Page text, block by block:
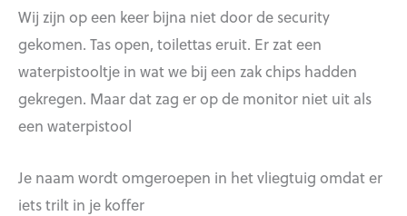
Wij zijn op een keer bijna niet door de security
gekomen. Tas open, toilettas eruit. Er zat een
waterpistooltje in wat we bij een zak chips hadden
gekregen. Maar dat zag er op de monitor niet uit als
een waterpistool
Je naam wordt omgeroepen in het vliegtuig omdat er
iets trilt in je koffer